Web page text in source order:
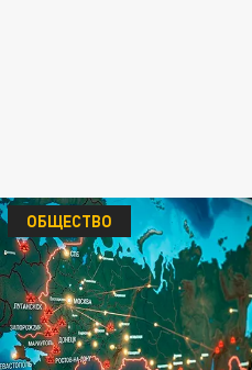
ОБЩЕСТВО